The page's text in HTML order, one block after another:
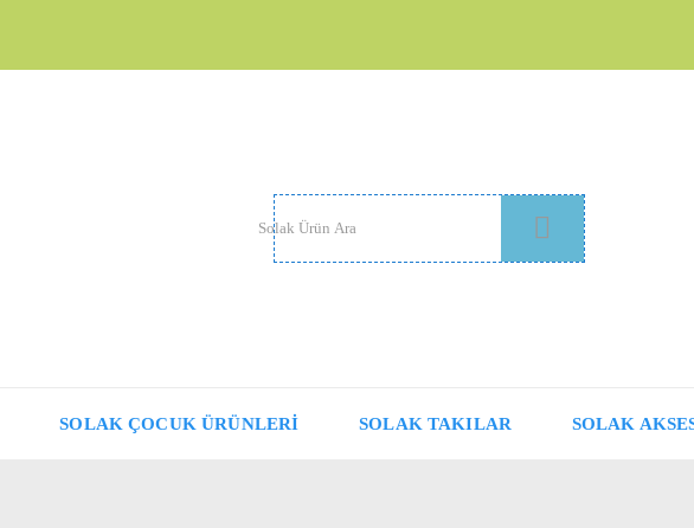
SOLAK ÇOCUK ÜRÜNLERİ SOLAK TAKILAR SOLAK